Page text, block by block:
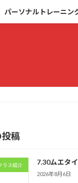
パーソナルトレーニン
稿
ラス紹介 7.30ムエタ
2026年8月6日